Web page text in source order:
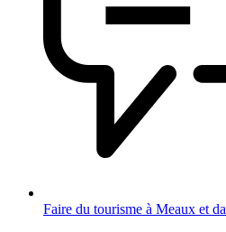
Faire du tourisme à Meaux et